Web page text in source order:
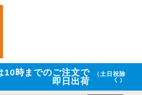
10時までのご注文で
即日出荷
（土日祝除
く）